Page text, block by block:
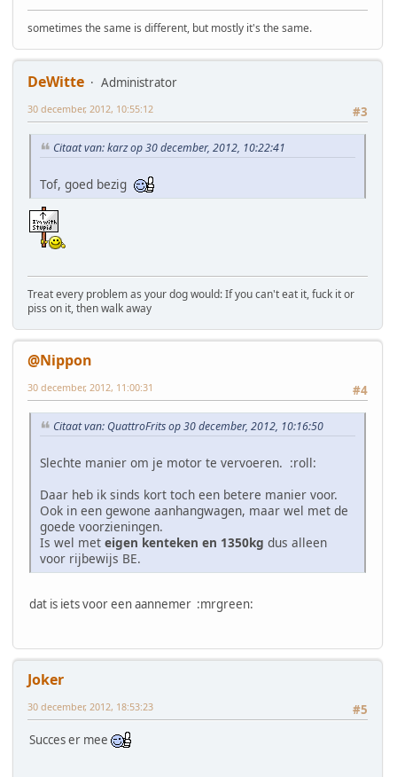
sometimes the same is different, but mostly it's the same.
DeWitte
Administrator
#3
30 december, 2012, 10:55:12
Citaat van: karz op 30 december, 2012, 10:22:41
Tof, goed bezig
Treat every problem as your dog would: If you can't eat it, fuck it or
piss on it, then walk away
@Nippon
#4
30 december, 2012, 11:00:31
Citaat van: QuattroFrits op 30 december, 2012, 10:16:50
Slechte manier om je motor te vervoeren. :roll:
Daar heb ik sinds kort toch een betere manier voor.
Ook in een gewone aanhangwagen, maar wel met de
goede voorzieningen.
Is wel met eigen kenteken en 1350kg dus alleen
voor rijbewijs BE.
dat is iets voor een aannemer :mrgreen:
Joker
#5
30 december, 2012, 18:53:23
Succes er mee